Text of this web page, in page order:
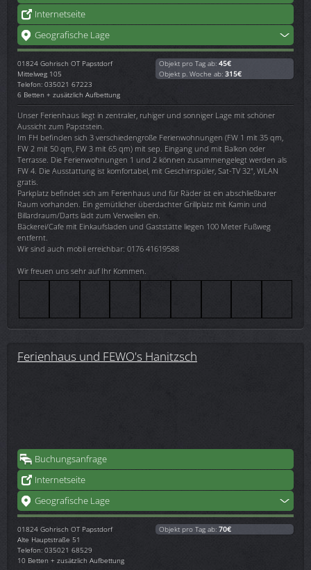
Internetseite
Geografische Lage
01824 Gohrisch OT Papstdorf
Mittelweg 105
Telefon: 035021 67223
6 Betten + zusätzlich Aufbettung
Objekt pro Tag ab: 45€
Objekt p. Woche ab: 315€
Unser Ferienhaus liegt in zentraler, ruhiger und sonniger Lage mit schöner
Aussicht zum Papststein.
Im FH befinden sich 3 verschiedengroße Ferienwohnungen (FW 1 mit 35 qm,
FW 2 mit 50 qm, FW 3 mit 65 qm) mit sep. Eingang und mit Balkon oder
Terrasse. Die Ferienwohnungen 1 und 2 können zusammengelegt werden als
FW 4. Die Ausstattung ist komfortabel, mit Geschirrspüler, Sat-TV 32", WLAN
gratis.
Parkplatz befindet sich am Ferienhaus und für Räder ist ein abschließbarer
Raum vorhanden. Ein gemütlicher überdachter Grillplatz mit Kamin und
Billardraum/Darts lädt zum Verweilen ein.
Bäckerei/Cafe mit Einkaufsladen und Gaststätte liegen 100 Meter Fußweg
entfernt.
Wir sind auch mobil erreichbar: 0176 41619588
Wir freuen uns sehr auf Ihr Kommen.
Ferienhaus und FEWO's Hanitzsch
Buchungsanfrage
Internetseite
Geografische Lage
01824 Gohrisch OT Papstdorf
Alte Hauptstraße 51
Telefon: 035021 68529
10 Betten + zusätzlich Aufbettung
Objekt pro Tag ab: 70€